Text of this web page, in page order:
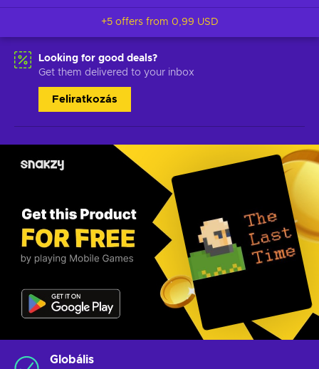
+5 offers from 0,99 USD
Looking for good deals?
Get them delivered to your inbox
Feliratkozás
Globális